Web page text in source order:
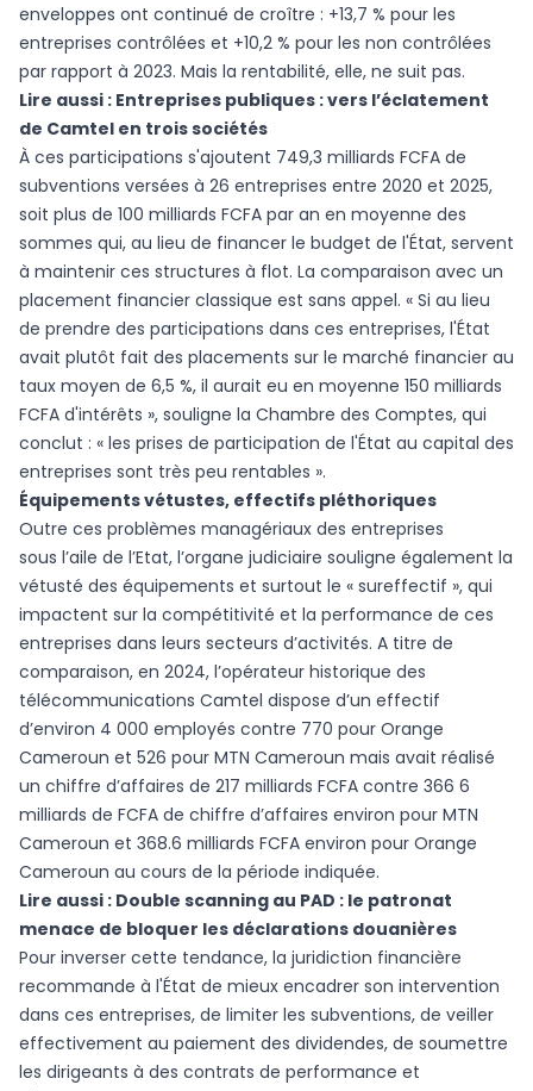
enveloppes ont continué de croître : +13,7 % pour les
entreprises contrôlées et +10,2 % pour les non contrôlées
par rapport à 2023. Mais la rentabilité, elle, ne suit pas.
Lire aussi : Entreprises publiques : vers l’éclatement
de Camtel en trois sociétés
À ces participations s'ajoutent 749,3 milliards FCFA de
subventions versées à 26 entreprises entre 2020 et 2025,
soit plus de 100 milliards FCFA par an en moyenne des
sommes qui, au lieu de financer le budget de l'État, servent
à maintenir ces structures à flot. La comparaison avec un
placement financier classique est sans appel. « Si au lieu
de prendre des participations dans ces entreprises, l'État
avait plutôt fait des placements sur le marché financier au
taux moyen de 6,5 %, il aurait eu en moyenne 150 milliards
FCFA d'intérêts », souligne la Chambre des Comptes, qui
conclut : « les prises de participation de l'État au capital des
entreprises sont très peu rentables ».
Équipements vétustes, effectifs pléthoriques
Outre ces problèmes managériaux des entreprises
sous l’aile de l’Etat, l’organe judiciaire souligne également la
vétusté des équipements et surtout le « sureffectif », qui
impactent sur la compétitivité et la performance de ces
entreprises dans leurs secteurs d’activités. A titre de
comparaison, en 2024, l’opérateur historique des
télécommunications Camtel dispose d’un effectif
d’environ 4 000 employés contre 770 pour Orange
Cameroun et 526 pour MTN Cameroun mais avait réalisé
un chiffre d’affaires de 217 milliards FCFA contre 366 6
milliards de FCFA de chiffre d’affaires environ pour MTN
Cameroun et 368.6 milliards FCFA environ pour Orange
Cameroun au cours de la période indiquée.
Lire aussi : Double scanning au PAD : le patronat
menace de bloquer les déclarations douanières
Pour inverser cette tendance, la juridiction financière
recommande à l'État de mieux encadrer son intervention
dans ces entreprises, de limiter les subventions, de veiller
effectivement au paiement des dividendes, de soumettre
les dirigeants à des contrats de performance et